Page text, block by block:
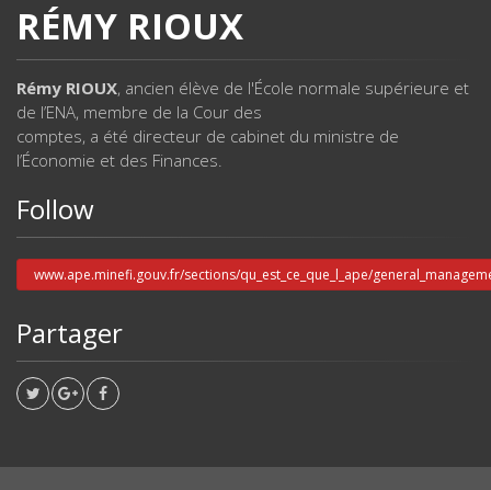
RÉMY RIOUX
Rémy RIOUX, ancien élève de l'École normale supérieure et
de l’ENA, membre de la Cour des
comptes, a été directeur de cabinet du ministre de
l’Économie et des Finances.
Follow
www.ape.minefi.gouv.fr/sections/qu_est_ce_que_l_ape/
Partager